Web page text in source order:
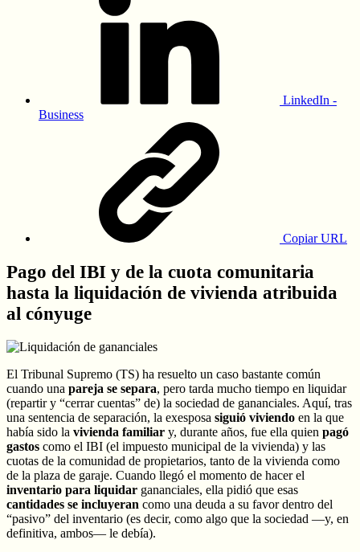
LinkedIn -
Business
Copiar URL
Pago del IBI y de la cuota comunitaria
hasta la liquidación de vivienda atribuida
al cónyuge
El Tribunal Supremo (TS) ha resuelto un caso bastante común
cuando una pareja se separa, pero tarda mucho tiempo en liquidar
(repartir y “cerrar cuentas” de) la sociedad de gananciales. Aquí, tras
una sentencia de separación, la exesposa siguió viviendo en la que
había sido la vivienda familiar y, durante años, fue ella quien pagó
gastos como el IBI (el impuesto municipal de la vivienda) y las
cuotas de la comunidad de propietarios, tanto de la vivienda como
de la plaza de garaje. Cuando llegó el momento de hacer el
inventario para liquidar gananciales, ella pidió que esas
cantidades se incluyeran como una deuda a su favor dentro del
“pasivo” del inventario (es decir, como algo que la sociedad —y, en
definitiva, ambos— le debía).